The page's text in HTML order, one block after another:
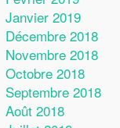
Janvier 2019
Décembre 2018
Novembre 2018
Octobre 2018
Septembre 2018
Août 2018